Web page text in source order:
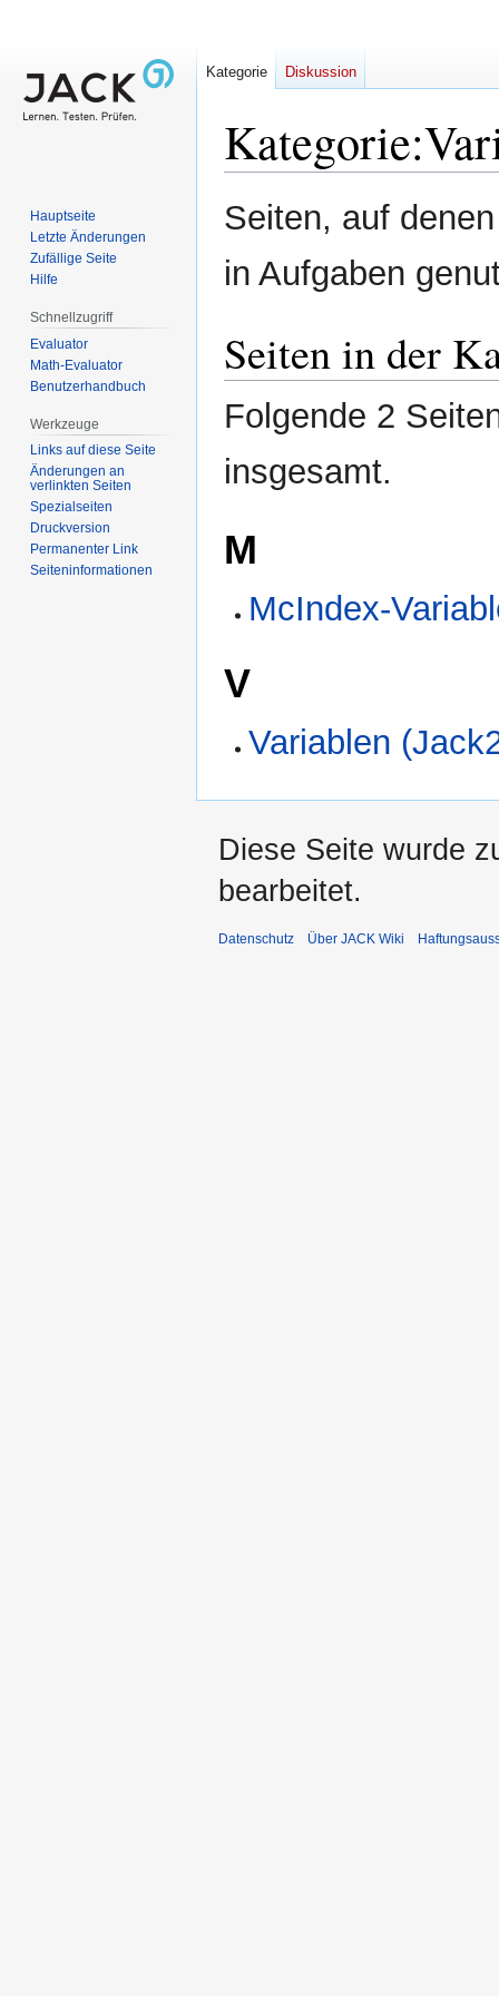
Kategorie:
Zur
Navigation
Zur
Suche
Seiten, auf
in Aufgaben
Seiten in der
Folgende 2
insgesamt.
M
McIndex-
V
Variablen
Kategorie Diskussion
Hauptseite
Letzte Änderungen
Zufällige Seite
Hilfe
Schnellzugriff
Evaluator
Math-Evaluator
Benutzerhandbuch
Werkzeuge
Links auf diese Seite
Änderungen an
verlinkten Seiten
Spezialseiten
Druckversion
Permanenter Link
Seiten­­informationen
Diese Seite wurde
bearbeitet.
Datenschutz Über JACK Wiki